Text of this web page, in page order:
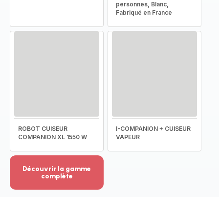
personnes, Blanc,
Fabriqué en France
ROBOT CUISEUR
COMPANION XL 1550 W
I-COMPANION + CUISEUR
VAPEUR
Découvrir la gamme
complète